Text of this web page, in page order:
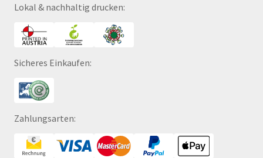
Lokal & nachhaltig drucken:
Sicheres Einkaufen:
Zahlungsarten: